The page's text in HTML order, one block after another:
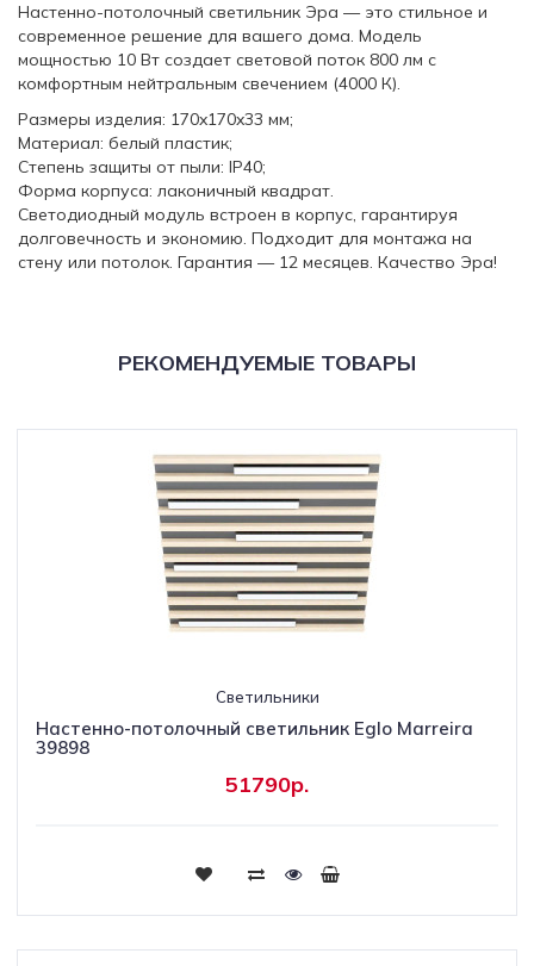
Настенно-потолочный светильник Эра — это стильное и
современное решение для вашего дома. Модель
мощностью 10 Вт создает световой поток 800 лм с
комфортным нейтральным свечением (4000 К).
Размеры изделия: 170x170x33 мм;
Материал: белый пластик;
Степень защиты от пыли: IP40;
Форма корпуса: лаконичный квадрат.
Светодиодный модуль встроен в корпус, гарантируя
долговечность и экономию. Подходит для монтажа на
стену или потолок. Гарантия — 12 месяцев. Качество Эра!
РЕКОМЕНДУЕМЫЕ ТОВАРЫ
Светильники
Настенно-потолочный светильник Eglo Marreira
39898
51790р.